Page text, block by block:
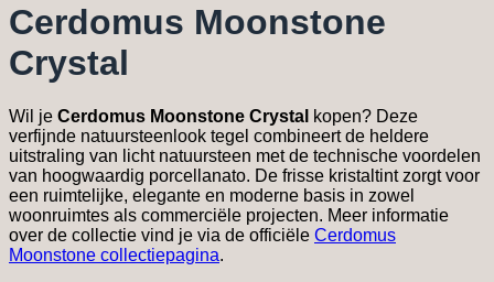
Cerdomus Moonstone
Crystal
Wil je Cerdomus Moonstone Crystal kopen? Deze
verfijnde natuursteenlook tegel combineert de heldere
uitstraling van licht natuursteen met de technische voordelen
van hoogwaardig porcellanato. De frisse kristaltint zorgt voor
een ruimtelijke, elegante en moderne basis in zowel
woonruimtes als commerciële projecten. Meer informatie
over de collectie vind je via de officiële Cerdomus
Moonstone collectiepagina.